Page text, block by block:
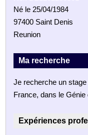
Né le 25/04/1984
97400 Saint Denis
Reunion
Ma recherche
Je recherche un
France, dans le
Expériences